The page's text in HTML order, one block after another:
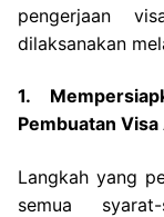
pengerjaan
dilaksanakan
1.
Pembuatan
Langkah yang
semua